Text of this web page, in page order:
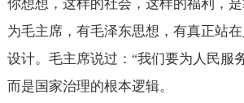
你想想，这样的社会，这样的福利，
为毛主席，有毛泽东思想，有真正站
设计。毛主席说过： “我们要为人民服务
而是国家治理的根本逻辑。